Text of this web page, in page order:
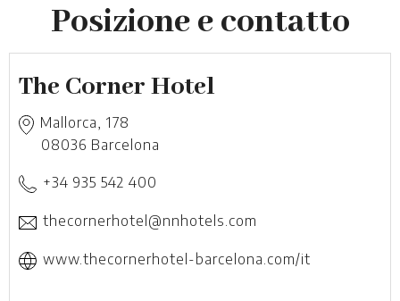
Posizione e contatto
The Corner Hotel
Mallorca, 178
08036 Barcelona
+34 935 542 400
thecornerhotel@nnhotels.com
www.thecornerhotel-barcelona.com/it